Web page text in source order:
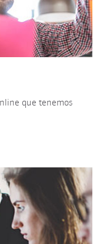
que tenemos